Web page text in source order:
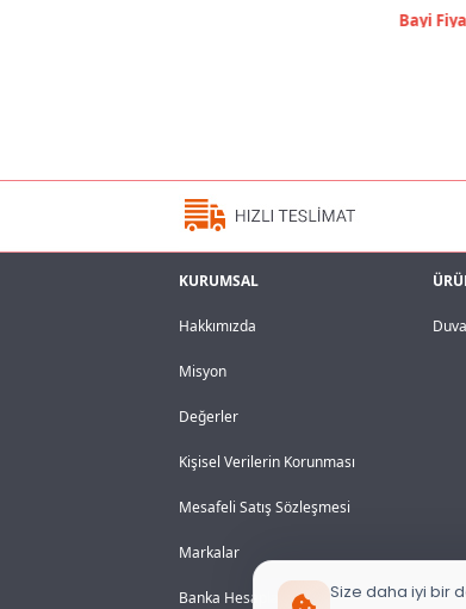
KURUMSAL
Hakkımızda
Misyon
Değerler
Kişisel Verilerin Korunması
Mesafeli Satış Sözleşmesi
Markalar
Banka Hesaplarımız Size daha iyi bir